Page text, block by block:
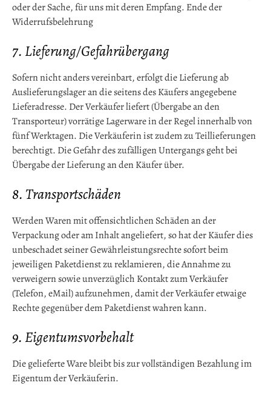
oder der Sache, für uns mit deren Empfang. Ende der
Widerrufsbelehrung
7. Lieferung/Gefahrübergang
Sofern nicht anders vereinbart, erfolgt die Lieferung ab
Auslieferungslager an die seitens des Käufers angegebene
Lieferadresse. Der Verkäufer liefert (Übergabe an den
Transporteur) vorrätige Lagerware in der Regel innerhalb von
fünf Werktagen. Die Verkäuferin ist zudem zu Teillieferungen
berechtigt. Die Gefahr des zufälligen Untergangs geht bei
Übergabe der Lieferung an den Käufer über.
8. Transportschäden
Werden Waren mit offensichtlichen Schäden an der
Verpackung oder am Inhalt angeliefert, so hat der Käufer dies
unbeschadet seiner Gewährleistungsrechte sofort beim
jeweiligen Paketdienst zu reklamieren, die Annahme zu
verweigern sowie unverzüglich Kontakt zum Verkäufer
(Telefon, eMail) aufzunehmen, damit der Verkäufer etwaige
Rechte gegenüber dem Paketdienst wahren kann.
9. Eigentumsvorbehalt
Die gelieferte Ware bleibt bis zur vollständigen Bezahlung im
Eigentum der Verkäuferin.